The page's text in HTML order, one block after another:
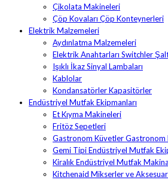
Çikolata Makineleri
Çöp Kovaları Çöp Konteynerleri
Elektrik Malzemeleri
Aydınlatma Malzemeleri
Elektrik Anahtarları Switchler
Işıklı İkaz Sinyal Lambaları
Kablolar
Kondansatörler Kapasitörler
Endüstriyel Mutfak Ekipmanları
Et Kıyma Makineleri
Fritöz Sepetleri
Gastronom Küvetler Gastronom
Gemi Tipi Endüstriyel Mutfak
Kiralık Endüstriyel Mutfak
Kitchenaid Mikserler ve